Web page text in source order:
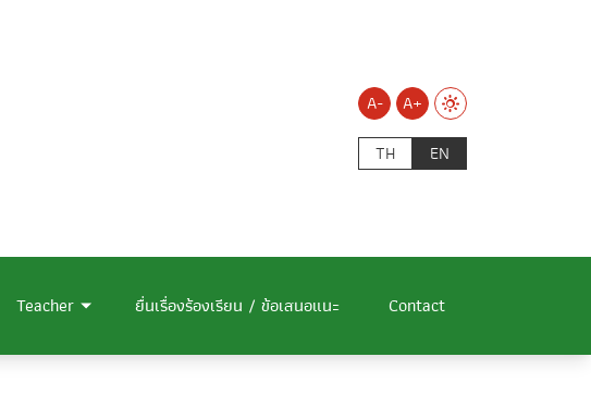
A-
A+
TH
EN
Teacher ยื่นเรื่องร้องเรียน / ข้อเสนอแนะ Contact